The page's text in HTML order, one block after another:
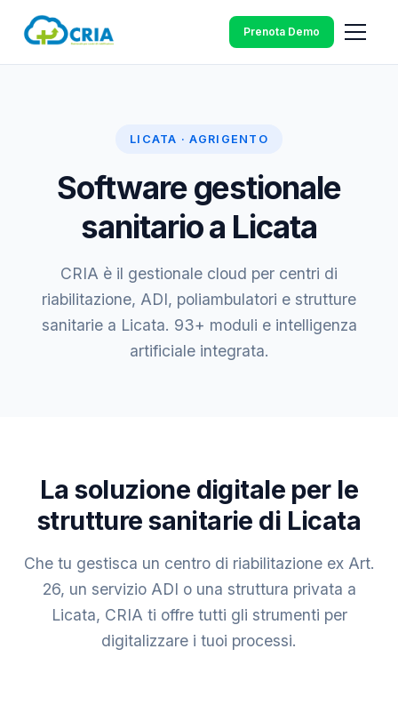
Prenota Demo
LICATA · AGRIGENTO
Software gestionale
sanitario a Licata
CRIA è il gestionale cloud per centri di
riabilitazione, ADI, poliambulatori e strutture
sanitarie a Licata. 93+ moduli e intelligenza
artificiale integrata.
La soluzione digitale per le
strutture sanitarie di Licata
Che tu gestisca un centro di riabilitazione ex Art.
26, un servizio ADI o una struttura privata a
Licata, CRIA ti offre tutti gli strumenti per
digitalizzare i tuoi processi.